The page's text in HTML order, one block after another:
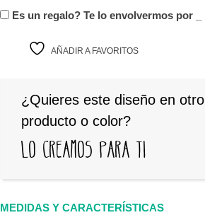
Es un regalo? Te lo envolvermos por
AÑADIR A FAVORITOS
¿Quieres este diseño en otro
producto o color?
Lo creamos para ti
MEDIDAS Y CARACTERÍSTICAS